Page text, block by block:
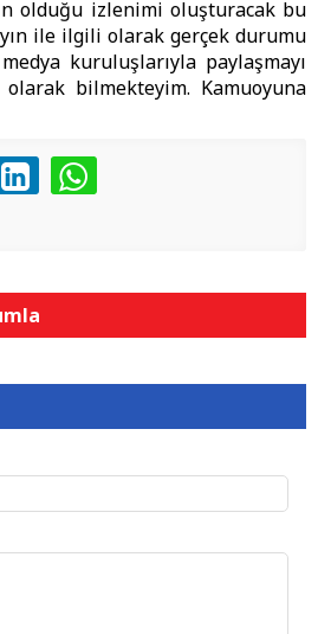
olduğu izlenimi oluşturacak bu
ile ilgili olarak gerçek durumu
kuruluşlarıyla paylaşmayı
bilmekteyim. Kamuoyuna